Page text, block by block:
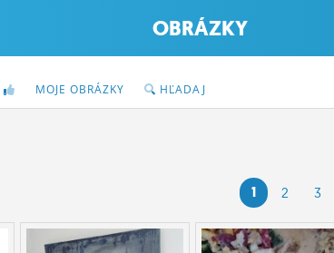
OBRÁZKY
MOJE OBRÁZKY HĽADAJ
1 2 3